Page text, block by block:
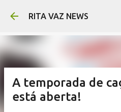
Pular para o
RITA VAZ NEWS
A temporada de
está aberta!